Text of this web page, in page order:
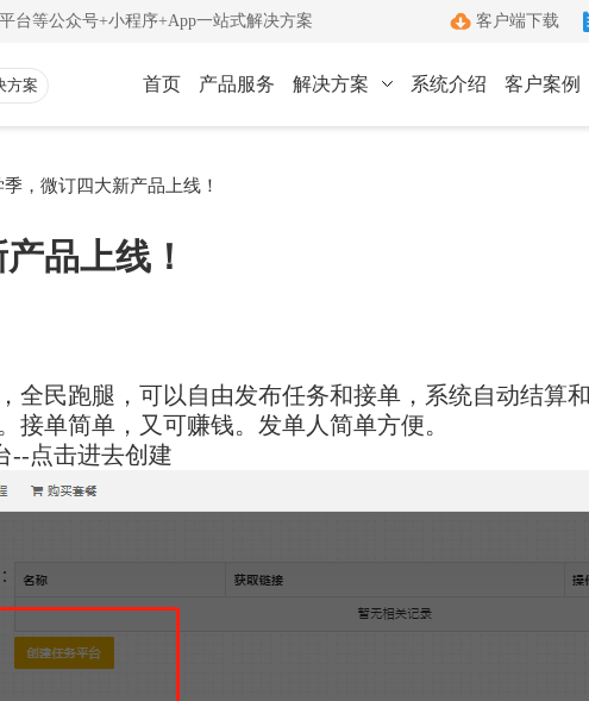
台等公众号+小程序+App一站式解决方案 客户端下载
方案 首页 产品服务 解决方案
小程序
系统介绍 客户案例
App下载
手机端的管理客户端
云收银
店铺收银管家
办理流程
季，微订四大新产品上线！
品上线！
全民跑腿，可以自由发布任务和接单，系统自动结算
单简单，又可赚钱。发单人简单方便。
--点击进去创建